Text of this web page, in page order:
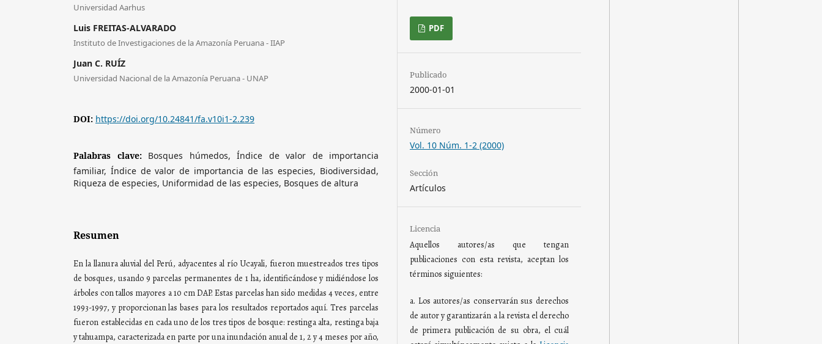
Universidad Aarhus
Luis FREITAS-ALVARADO
Instituto de Investigaciones de la Amazonía Peruana - IIAP
Juan C. RUÍZ
Universidad Nacional de la Amazonía Peruana - UNAP
DOI: https://doi.org/10.24841/fa.v10i1-2.239
Palabras clave: Bosques húmedos, Índice de valor de importancia
familiar, Índice de valor de importancia de las especies, Biodiversidad,
Riqueza de especies, Uniformidad de las especies, Bosques de altura
Resumen
En la llanura aluvial del Perú, adyacentes al río Ucayali, fueron muestreados tres tipos
de bosques, usando 9 parcelas permanentes de 1 ha, identificándose y midiéndose los
árboles con tallos mayores a 10 cm DAP. Estas parcelas han sido medidas 4 veces, entre
1993-1997, y proporcionan las bases para los resultados reportados aquí. Tres parcelas
fueron establecidas en cada uno de los tres tipos de bosque: restinga alta, restinga baja
y tahuampa, caracterizada en parte por una inundación anual de 1, 2 y 4 meses por año,
PDF
Publicado
2000-01-01
Número
Vol. 10 Núm. 1-2 (2000)
Sección
Artículos
Licencia
Aquellos autores/as que tengan
publicaciones con esta revista, aceptan los
términos siguientes:
a. Los autores/as conservarán sus derechos
de autor y garantizarán a la revista el derecho
de primera publicación de su obra, el cuál